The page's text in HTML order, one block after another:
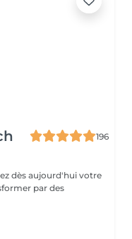
196
dès aujourd'hui votre
par des